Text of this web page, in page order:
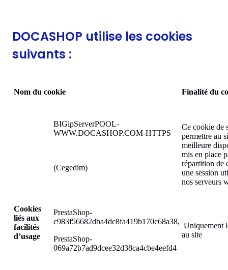
DOCASHOP utilise les cookies
suivants :
Nom du cookie Finalité du
Cookies
liés aux
facilités
d’usage
BIGipServerPOOL-
WWW.DOCASHOP.COM-HTTPS
(Cegedim)
Ce cookie de
permettre au
meilleure
mis en place
répartition de
une session
nos serveurs
PrestaShop-
c983f56682dba4dc8fa419b170c68a38,
PrestaShop-
069a72b7ad9dcee32d38ca4cbe4eefd4
Uniquement
au site